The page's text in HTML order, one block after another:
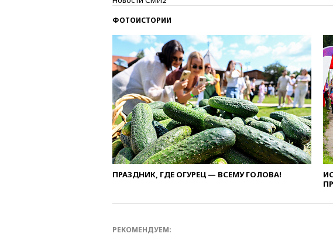
ФОТОИСТОРИИ
ПРАЗДНИК, ГДЕ ОГУРЕЦ — ВСЕМУ ГОЛОВА!
РЕКОМЕНДУЕМ: